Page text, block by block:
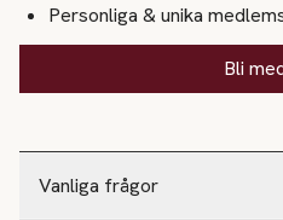
Vanliga frågor
Personliga & unika
Bli